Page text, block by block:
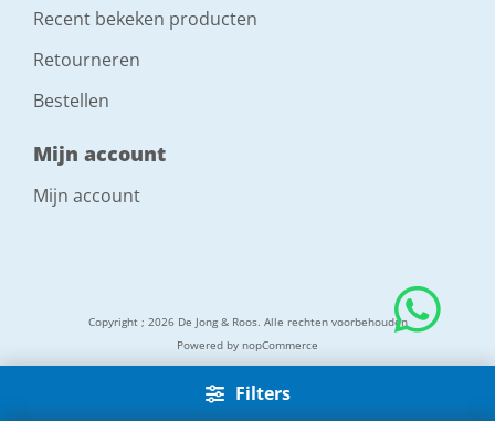
Filters
Recent bekeken producten
Retourneren
Bestellen
Mijn account
Mijn account
Copyright ; 2026 De Jong & Roos. Alle rechten voorbehouden
Powered by nopCommerce